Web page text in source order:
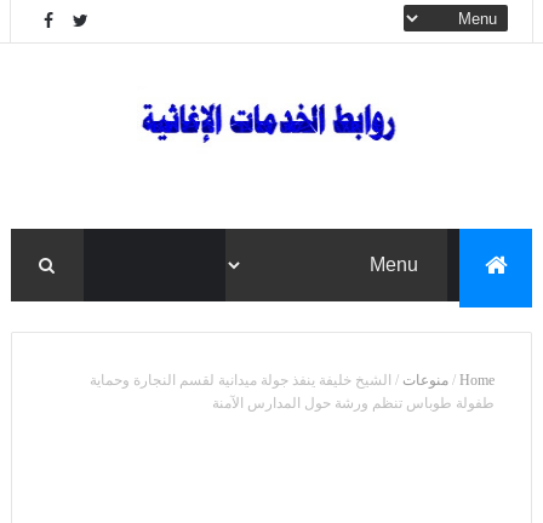
Home
/ منوعات / الشيخ خليفة ينفذ جولة ميدانية لقسم النجارة وحماية
طفولة طوباس تنظم ورشة حول المدارس الآمنة